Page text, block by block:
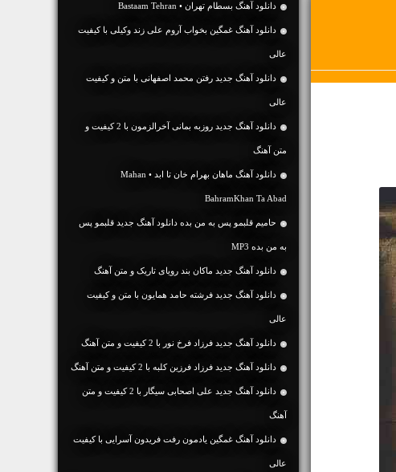
دانلود آهنگ بسطام تهران • Bastaam Tehran
دانلود آهنگ غمگین بخواب آروم علی زند وکیلی با کیفیت
عالی
دانلود آهنگ جديد رفتن محمد اصفهانی با متن و کیفیت
عالی
دانلود آهنگ جديد روزبه بمانی آخرالزمون با 2 کیفیت و
متن آهنگ
دانلود آهنگ ماهان بهرام خان تا ابد • Mahan
BahramKhan Ta Abad
حامیم قلبمو پس به من بده دانلود آهنگ جدید قلبمو پس
به من بده MP3
دانلود آهنگ جديد ماکان بند رویای تاریک و متن آهنگ
دانلود آهنگ جديد فرشته حامد همایون با متن و کیفیت
عالی
دانلود آهنگ جديد فرزاد فرخ نور با 2 کیفیت و متن آهنگ
دانلود آهنگ جديد فرزاد فرزین کلبه با 2 کیفیت و متن آهنگ
دانلود آهنگ جديد علی اصحابی سیگار با 2 کیفیت و متن
آهنگ
دانلود آهنگ غمگین یادمون رفت فریدون آسرایی با کیفیت
عالی